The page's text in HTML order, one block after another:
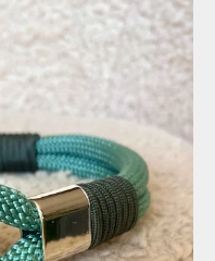
naviguer dans les images